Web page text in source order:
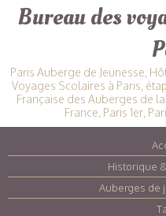
Bureau des
Paris Auberge de Jeunesse,
Voyages Scolaires à Paris,
Française des Auberges de
France, Paris 1er,
Historique
Auberges de